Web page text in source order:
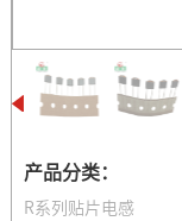
产品分类：
R系列贴片电感